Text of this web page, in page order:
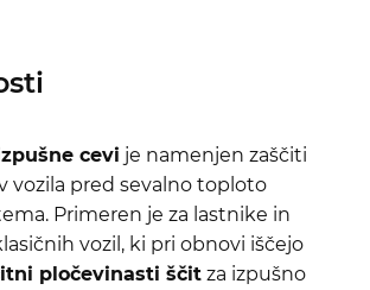
cevi je namenjen zaščiti
vozila pred sevalno toploto
Primeren je za lastnike in
vozil, ki pri obnovi iščejo
pločevinasti ščit za izpušno